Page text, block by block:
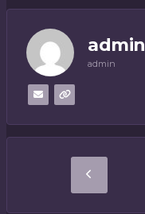
admin
admin